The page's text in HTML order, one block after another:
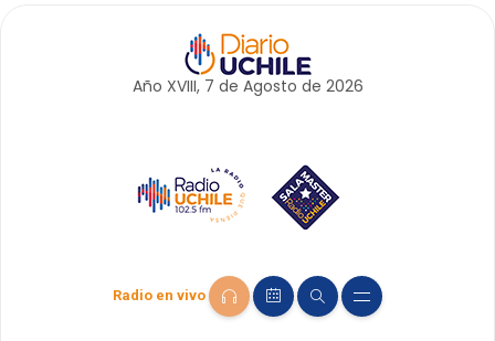
Año XVIII, 7 de Agosto de 2026
Radio en vivo